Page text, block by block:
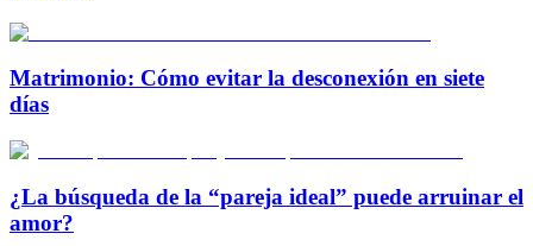
Matrimonio: Cómo evitar la desconexión en siete
días
¿La búsqueda de la “pareja ideal” puede arruinar el
amor?